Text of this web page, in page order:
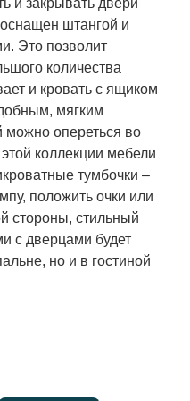
штангой и
Это позволит
количества
и кровать с ящиком
мягким
можно опереться во
коллекции мебели
тумбочки –
положить очки или
стороны, стильный
с дверцами будет
но и в гостиной